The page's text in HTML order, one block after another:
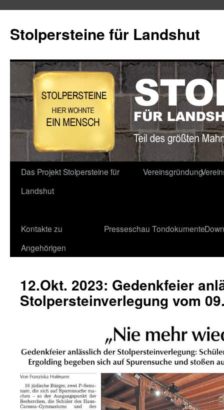
Stolpersteine für Landshut
Zum
Inhalt
Das Projekt Stolpersteine für
Landshut
Vereinsgründung
Kontakte zu
Angehörigen
Presseschau Tondokumente
12.Okt. 2023: Gedenkfeier
Stolpersteinverlegung vom